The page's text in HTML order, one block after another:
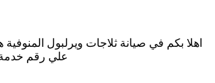
اهلا بكم في صيانة ثلاجات ويرلبول
علي رقم خدمة